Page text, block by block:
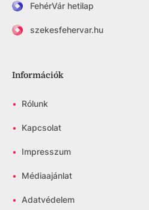
FehérVár hetilap
szekesfehervar.hu
Információk
• Rólunk
• Kapcsolat
• Impresszum
• Médiaajánlat
• Adatvédelem